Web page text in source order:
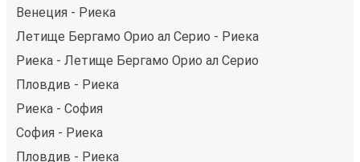
Венеция - Риека
Летище Бергамо Орио ал Серио - Риека
Риека - Летище Бергамо Орио ал Серио
Пловдив - Риека
Риека - София
София - Риека
Пловдив - Риека